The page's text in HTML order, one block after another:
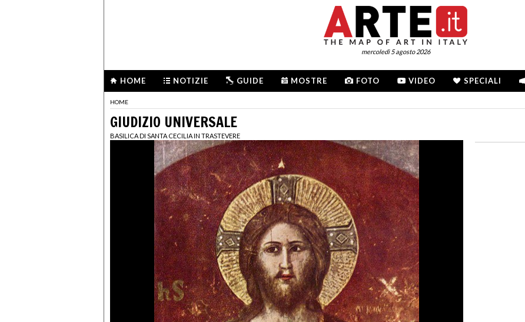
mercoledì 5 agosto 2026
HOME NOTIZIE GUIDE MOSTRE FOTO VIDEO SPECIALI
HOME
GIUDIZIO UNIVERSALE
BASILICA DI SANTA CECILIA IN TRASTEVERE